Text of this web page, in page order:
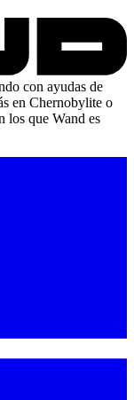
con ayudas de
en Chernobylite o
los que Wand es